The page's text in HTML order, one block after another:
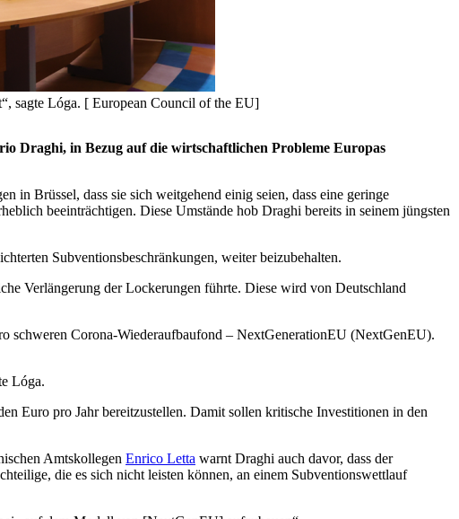
sagte Lóga. [ European Council of the EU]
Draghi, in Bezug auf die wirtschaftlichen Probleme Europas
in Brüssel, dass sie sich weitgehend einig seien, dass eine geringe
beeinträchtigen. Diese Umstände hob Draghi bereits in seinem jüngsten
Subventionsbeschränkungen, weiter beizubehalten.
Verlängerung der Lockerungen führte. Diese wird von Deutschland
schweren Corona-Wiederaufbaufond – NextGenerationEU (NextGenEU).
Lóga.
Euro pro Jahr bereitzustellen. Damit sollen kritische Investitionen in den
Amtskollegen Enrico Letta warnt Draghi auch davor, dass der
die es sich nicht leisten können, an einem Subventionswettlauf